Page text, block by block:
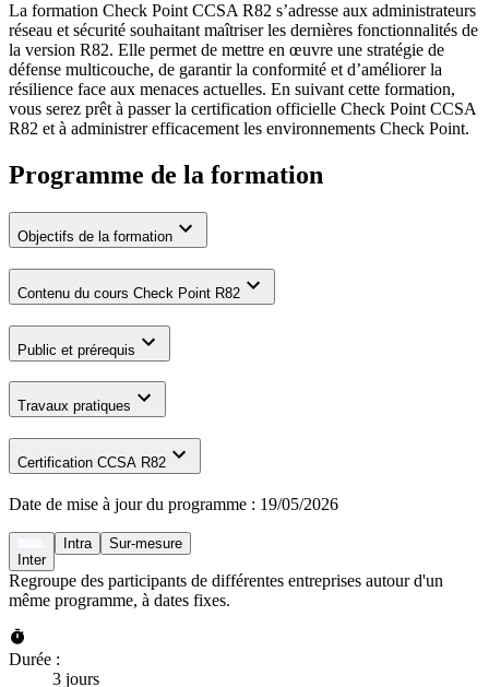
La formation Check Point CCSA R82 s’adresse aux administrateurs
réseau et sécurité souhaitant maîtriser les dernières fonctionnalités de
la version R82. Elle permet de mettre en œuvre une stratégie de
défense multicouche, de garantir la conformité et d’améliorer la
résilience face aux menaces actuelles. En suivant cette formation,
vous serez prêt à passer la certification officielle Check Point CCSA
R82 et à administrer efficacement les environnements Check Point.
Programme de la formation
Objectifs de la formation
Contenu du cours Check Point R82
Public et prérequis
Travaux pratiques
Certification CCSA R82
Date de mise à jour du programme : 19/05/2026
Inter
Intra Sur-mesure
Regroupe des participants de différentes entreprises autour d'un
même programme, à dates fixes.
Durée :
3 jours